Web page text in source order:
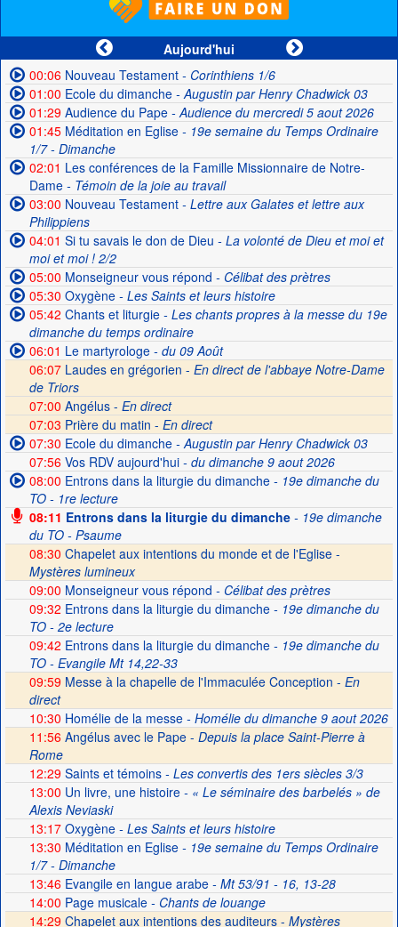
Aujourd'hui
00:06Nouveau Testament- Corinthiens 1/6
01:00 Ecole du dimanche- Augustin par Henry Chadwick 03
01:29Audience du Pape- Audience du mercredi 5 aout 2026
01:45Méditation en Eglise- 19e semaine du Temps Ordinaire
1/7 - Dimanche
02:01 Les conférences de la Famille Missionnaire de Notre-
Dame- Témoin de la joie au travail
03:00 Nouveau Testament- Lettre aux Galates et lettre aux
Philippiens
04:01 Si tu savais le don de Dieu - La volonté de Dieu et moi et
moi et moi ! 2/2
05:00 Monseigneur vous répond - Célibat des prètres
05:30 Oxygène- Les Saints et leurs histoire
05:42 Chants et liturgie- Les chants propres à la messe du 19e
dimanche du temps ordinaire
06:01 Le martyrologe- du 09 Août
06:07Laudes en grégorien - En direct de l'abbaye Notre-Dame
de Triors
07:00 Angélus - En direct
07:03 Prière du matin - En direct
07:30 Ecole du dimanche- Augustin par Henry Chadwick 03
07:56Vos RDV aujourd'hui- du dimanche 9 aout 2026
08:00 Entrons dans la liturgie du dimanche- 19e dimanche du
TO - 1re lecture
08:11 Entrons dans la liturgie du dimanche- 19e dimanche
du TO - Psaume
08:30 Chapelet aux intentions du monde et de l'Eglise -
Mystères lumineux
09:00 Monseigneur vous répond - Célibat des prètres
09:32 Entrons dans la liturgie du dimanche- 19e dimanche du
TO - 2e lecture
09:42 Entrons dans la liturgie du dimanche- 19e dimanche du
TO - Evangile Mt 14,22-33
09:59 Messe à la chapelle de l'Immaculée Conception - En
direct
10:30 Homélie de la messe- Homélie du dimanche 9 aout 2026
11:56 Angélus avec le Pape - Depuis la place Saint-Pierre à
Rome
12:29Saints et témoins- Les convertis des 1ers siècles 3/3
13:00 Un livre, une histoire- « Le séminaire des barbelés » de
Alexis Neviaski
13:17Oxygène- Les Saints et leurs histoire
13:30 Méditation en Eglise- 19e semaine du Temps Ordinaire
1/7 - Dimanche
13:46Evangile en langue arabe- Mt 53/91 - 16, 13-28
14:00 Page musicale- Chants de louange
14:29 Chapelet aux intentions des auditeurs - Mystères